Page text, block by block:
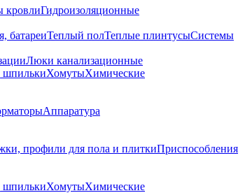
кровлиГидроизоляционные
батареиТеплый полТеплые плинтусыСистемы
Люки канализационные
шпилькиХомутыХимические
Аппаратура
профили для пола и плиткиПриспособления
шпилькиХомутыХимические